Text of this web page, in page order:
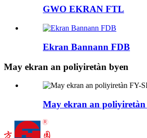
GWO EKRAN FTL
Ekran Bannann FDB
May ekran an poliyiretàn byen
May ekran an